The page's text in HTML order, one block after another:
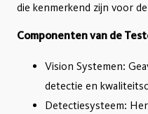
die kenmerkend zijn voor
Componenten van de
Vision Systemen:
detectie en
Detectiesysteem: